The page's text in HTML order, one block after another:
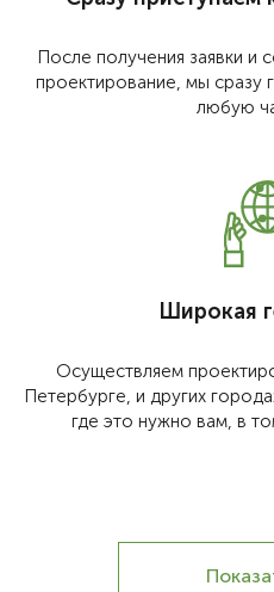
После получения заявки и
проектирование, мы сразу
любую
Широкая
Осуществляем
Петербурге, и других
где это нужно вам, в